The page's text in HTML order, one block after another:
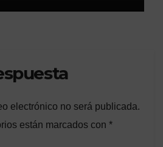
electrónico no será publicada.
están marcados con *